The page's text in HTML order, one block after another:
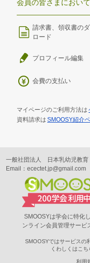
会員の皆さまにおいて
請求書、領収書の
ロード
プロフィール編集
会費の支払い
マイページのご利用方法は
資料請求は SMOOSY紹介
一般社団法人 日本乳幼児教育
Email：ecectet.jp@gmail.com
SMOOSYは学会に特化
ンライン会員管理サービ
SMOOSYではサービスの
くわしくはこち
利用